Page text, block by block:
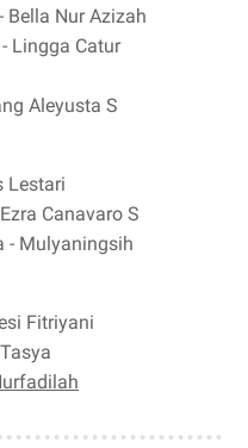
Bella Nur Azizah
Lingga Catur
Aleyusta S
Lestari
Canavaro S
- Mulyaningsih
Fitriyani